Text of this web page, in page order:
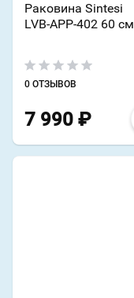
Раковина Sintesi
LVB-APP-402 60 см
0 ОТЗЫВОВ
7 990 ₽